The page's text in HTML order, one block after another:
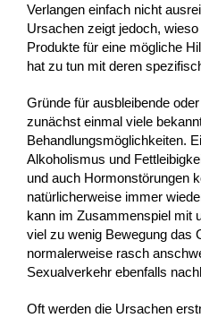
Verlangen einfach nicht
Ursachen zeigt jedoch,
Produkte für eine mögliche
hat zu tun mit deren
Gründe für ausbleibende
zunächst einmal viele
Behandlungsmöglichkeiten.
Alkoholismus und
und auch Hormonstörungen
natürlicherweise immer
kann im Zusammenspiel mit
viel zu wenig Bewegung das
normalerweise rasch
Sexualverkehr ebenfalls
Oft werden die Ursachen